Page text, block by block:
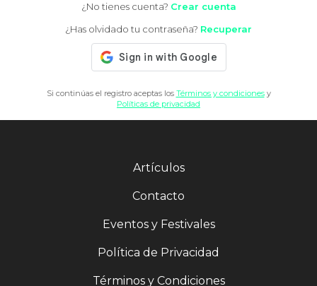
¿No tienes cuenta? Crear cuenta
¿Has olvidado tu contraseña? Recuperar
Si continúas el registro aceptas los Términos y condicionesy
Políticas de privacidad
Artículos
Contacto
Eventos y Festivales
Política de Privacidad
Términos y Condiciones